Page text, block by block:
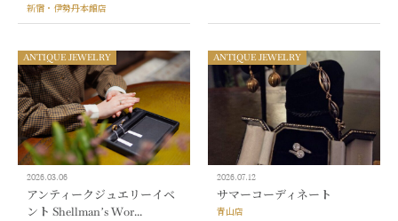
新宿・伊勢丹本館店
ANTIQUE JEWELRY
2026.03.06
アンティークジュエリーイベ
ント Shellman’s Wor...
ANTIQUE JEWELRY
2026.07.12
サマーコーディネート
青山店